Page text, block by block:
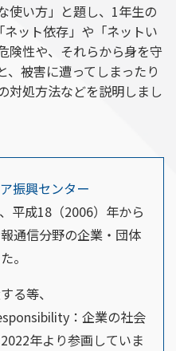
使い方」と題し、1年生の
ット依存」や「ネットい
険性や、それらから身を守
、被害に遭ってしまったり
対処方法などを説明しまし
振興センター
平成18（2006）年から
通信分野の企業・団体
。
る等、
：企業の社会
年より参画していま